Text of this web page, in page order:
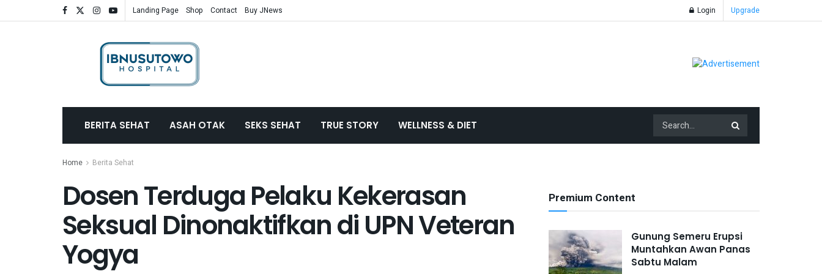
Landing Page Shop Contact Buy JNews Login Upgrade
BERITA SEHAT ASAH OTAK SEKS SEHAT TRUE STORY WELLNESS & DIET
Home Berita Sehat
Dosen Terduga Pelaku Kekerasan
Seksual Dinonaktifkan di UPN Veteran
Yogya
Premium Content
Gunung Semeru Erupsi
Muntahkan Awan Panas
Sabtu Malam